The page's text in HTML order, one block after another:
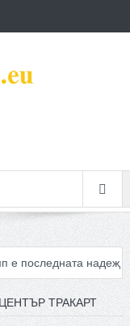
надежда за САЩ
ТРАКАРТ